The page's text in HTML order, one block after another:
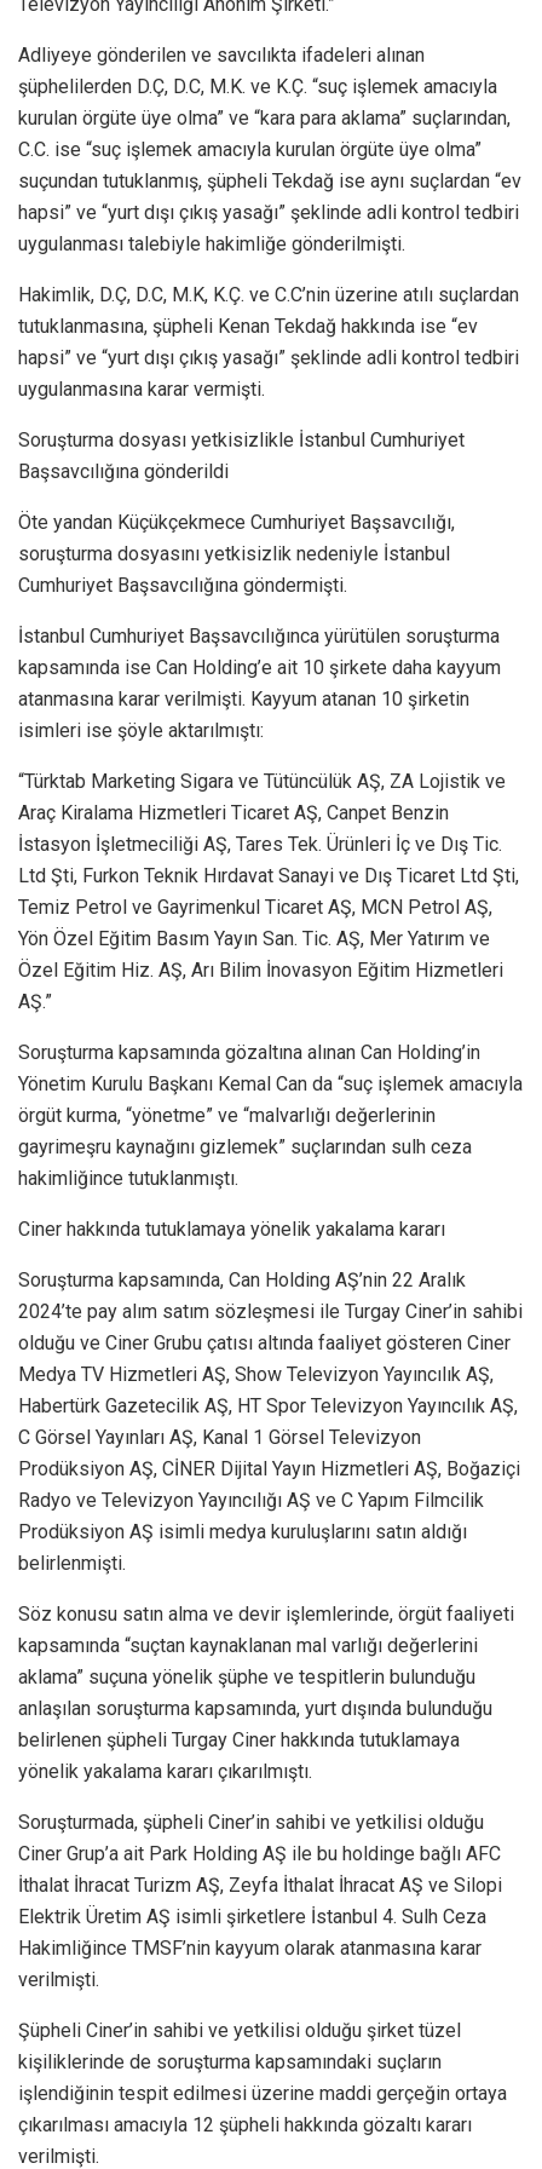
Adliyeye gönderilen ve savcılıkta ifadeleri alınan
şüphelilerden D.Ç, D.C, M.K. ve K.Ç. “suç işlemek amacıyla
kurulan örgüte üye olma” ve “kara para aklama” suçlarından,
C.C. ise “suç işlemek amacıyla kurulan örgüte üye olma”
suçundan tutuklanmış, şüpheli Tekdağ ise aynı suçlardan “ev
hapsi” ve “yurt dışı çıkış yasağı” şeklinde adli kontrol tedbiri
uygulanması talebiyle hakimliğe gönderilmişti.
Hakimlik, D.Ç, D.C, M.K, K.Ç. ve C.C’nin üzerine atılı suçlardan
tutuklanmasına, şüpheli Kenan Tekdağ hakkında ise “ev
hapsi” ve “yurt dışı çıkış yasağı” şeklinde adli kontrol tedbiri
uygulanmasına karar vermişti.
Soruşturma dosyası yetkisizlikle İstanbul Cumhuriyet
Başsavcılığına gönderildi
Öte yandan Küçükçekmece Cumhuriyet Başsavcılığı,
soruşturma dosyasını yetkisizlik nedeniyle İstanbul
Cumhuriyet Başsavcılığına göndermişti.
İstanbul Cumhuriyet Başsavcılığınca yürütülen soruşturma
kapsamında ise Can Holding’e ait 10 şirkete daha kayyum
atanmasına karar verilmişti. Kayyum atanan 10 şirketin
isimleri ise şöyle aktarılmıştı:
“Türktab Marketing Sigara ve Tütüncülük AŞ, ZA Lojistik ve
Araç Kiralama Hizmetleri Ticaret AŞ, Canpet Benzin
İstasyon İşletmeciliği AŞ, Tares Tek. Ürünleri İç ve Dış Tic.
Ltd Şti, Furkon Teknik Hırdavat Sanayi ve Dış Ticaret Ltd Şti,
Temiz Petrol ve Gayrimenkul Ticaret AŞ, MCN Petrol AŞ,
Yön Özel Eğitim Basım Yayın San. Tic. AŞ, Mer Yatırım ve
Özel Eğitim Hiz. AŞ, Arı Bilim İnovasyon Eğitim Hizmetleri
AŞ.”
Soruşturma kapsamında gözaltına alınan Can Holding’in
Yönetim Kurulu Başkanı Kemal Can da “suç işlemek amacıyla
örgüt kurma, “yönetme” ve “malvarlığı değerlerinin
gayrimeşru kaynağını gizlemek” suçlarından sulh ceza
hakimliğince tutuklanmıştı.
Ciner hakkında tutuklamaya yönelik yakalama kararı
Soruşturma kapsamında, Can Holding AŞ’nin 22 Aralık
2024’te pay alım satım sözleşmesi ile Turgay Ciner’in sahibi
olduğu ve Ciner Grubu çatısı altında faaliyet gösteren Ciner
Medya TV Hizmetleri AŞ, Show Televizyon Yayıncılık AŞ,
Habertürk Gazetecilik AŞ, HT Spor Televizyon Yayıncılık AŞ,
C Görsel Yayınları AŞ, Kanal 1 Görsel Televizyon
Prodüksiyon AŞ, CİNER Dijital Yayın Hizmetleri AŞ, Boğaziçi
Radyo ve Televizyon Yayıncılığı AŞ ve C Yapım Filmcilik
Prodüksiyon AŞ isimli medya kuruluşlarını satın aldığı
belirlenmişti.
Söz konusu satın alma ve devir işlemlerinde, örgüt faaliyeti
kapsamında “suçtan kaynaklanan mal varlığı değerlerini
aklama” suçuna yönelik şüphe ve tespitlerin bulunduğu
anlaşılan soruşturma kapsamında, yurt dışında bulunduğu
belirlenen şüpheli Turgay Ciner hakkında tutuklamaya
yönelik yakalama kararı çıkarılmıştı.
Soruşturmada, şüpheli Ciner’in sahibi ve yetkilisi olduğu
Ciner Grup’a ait Park Holding AŞ ile bu holdinge bağlı AFC
İthalat İhracat Turizm AŞ, Zeyfa İthalat İhracat AŞ ve Silopi
Elektrik Üretim AŞ isimli şirketlere İstanbul 4. Sulh Ceza
Hakimliğince TMSF’nin kayyum olarak atanmasına karar
verilmişti.
Şüpheli Ciner’in sahibi ve yetkilisi olduğu şirket tüzel
kişiliklerinde de soruşturma kapsamındaki suçların
işlendiğinin tespit edilmesi üzerine maddi gerçeğin ortaya
çıkarılması amacıyla 12 şüpheli hakkında gözaltı kararı
verilmişti.